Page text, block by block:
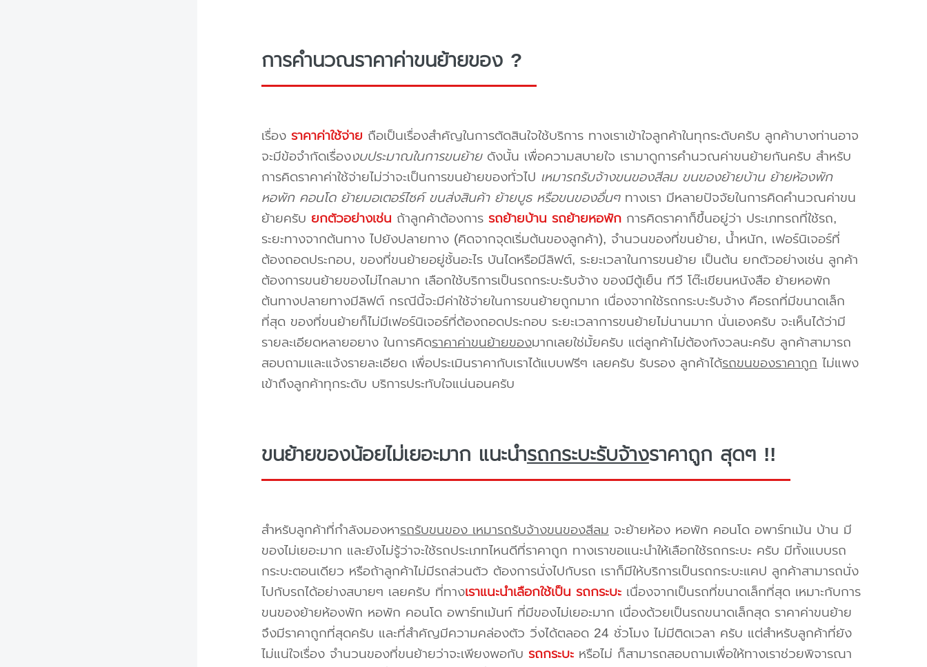
การคำนวณราคาค่าขนย้ายของ ?
เรื่อง ราคาค่าใช้จ่าย ถือเป็นเรื่องสำคัญในการตัดสินใจใช้บริการ ทางเราเข้าใจลูกค้าในทุกระดับครับ ลูกค้าบางท่านอาจ
จะมีข้อจำกัดเรื่องงบประมาณในการขนย้ายดังนั้น เพื่อความสบายใจ เรามาดูการคำนวณค่าขนย้ายกันครับ สำหรับ
การคิดราคาค่าใช้จ่ายไม่ว่าจะเป็นการขนย้ายของทั่วไป เหมารถรับจ้างขนของสีลม ขนของย้ายบ้าน ย้ายห้องพัก
หอพัก คอนโด ย้ายมอเตอร์ไซค์ ขนส่งสินค้า ย้ายบูธ หรือขนของอื่นๆทางเรา มีหลายปัจจัยในการคิดคำนวณค่าขน
ย้ายครับ ยกตัวอย่างเช่น ถ้าลูกค้าต้องการ รถย้ายบ้าน รถย้ายหอพักการคิดราคาก็ขึ้นอยู่ว่า ประเภทรถที่ใช้รถ,
ระยะทางจากต้นทาง ไปยังปลายทาง (คิดจากจุดเริ่มต้นของลูกค้า), จำนวนของที่ขนย้าย, น้ำหนัก, เฟอร์นิเจอร์ที่
ต้องถอดประกอบ, ของที่ขนย้ายอยู่ชั้นอะไร บันไดหรือมีลิฟต์, ระยะเวลาในการขนย้าย เป็นต้น ยกตัวอย่างเช่น ลูกค้า
ต้องการขนย้ายของไม่ไกลมาก เลือกใช้บริการเป็นรถกระบะรับจ้าง ของมีตู้เย็น ทีวี โต๊ะเขียนหนังสือ ย้ายหอพัก
ต้นทางปลายทางมีลิฟต์ กรณีนี้จะมีค่าใช้จ่ายในการขนย้ายถูกมาก เนื่องจากใช้รถกระบะรับจ้าง คือรถที่มีขนาดเล็ก
ที่สุด ของที่ขนย้ายก็ไม่มีเฟอร์นิเจอร์ที่ต้องถอดประกอบ ระยะเวลาการขนย้ายไม่นานมาก นั่นเองครับ จะเห็นได้ว่ามี
รายละเอียดหลายอยาง ในการคิดราคาค่าขนย้ายของมากเลยใช่มั้ยครับ แต่ลูกค้าไม่ต้องกังวลนะครับ ลูกค้าสามารถ
สอบถามและแจ้งรายละเอียด เพื่อประเมินราคากับเราได้แบบฟรีๆ เลยครับ รับรอง ลูกค้าได้รถขนของราคาถูกไม่แพง
เข้าถึงลูกค้าทุกระดับ บริการประทับใจแน่นอนครับ
ขนย้ายของน้อยไม่เยอะมาก แนะนำรถกระบะรับจ้างราคาถูก สุดๆ !!
สำหรับลูกค้าที่กำลังมองหารถรับขนของ เหมารถรับจ้างขนของสีลมจะย้ายห้อง หอพัก คอนโด อพาร์ทเม้น บ้าน มี
ของไม่เยอะมาก และยังไม่รู้ว่าจะใช้รถประเภทไหนดีที่ราคาถูก ทางเราขอแนะนำให้เลือกใช้รถกระบะ ครับ มีทั้งแบบรถ
กระบะตอนเดียว หรือถ้าลูกค้าไม่มีรถส่วนตัว ต้องการนั่งไปกับรถ เราก็มีให้บริการเป็นรถกระบะแคป ลูกค้าสามารถนั่ง
ไปกับรถได้อย่างสบายๆ เลยครับ ที่ทางเราแนะนำเลือกใช้เป็น รถกระบะเนื่องจากเป็นรถที่ขนาดเล็กที่สุด เหมาะกับการ
ขนของย้ายห้องพัก หอพัก คอนโด อพาร์ทเม้นท์ ที่มีของไม่เยอะมาก เนื่องด้วยเป็นรถขนาดเล็กสุด ราคาค่าขนย้าย
จึงมีราคาถูกที่สุดครับ และที่สำคัญมีความคล่องตัว วิ่งได้ตลอด 24 ชั่วโมง ไม่มีติดเวลา ครับ แต่สำหรับลูกค้าที่ยัง
ไม่แน่ใจเรื่อง จำนวนของที่ขนย้ายว่าจะเพียงพอกับ รถกระบะหรือไม่ ก็สามารถสอบถามเพื่อให้ทางเราช่วยพิจารณา